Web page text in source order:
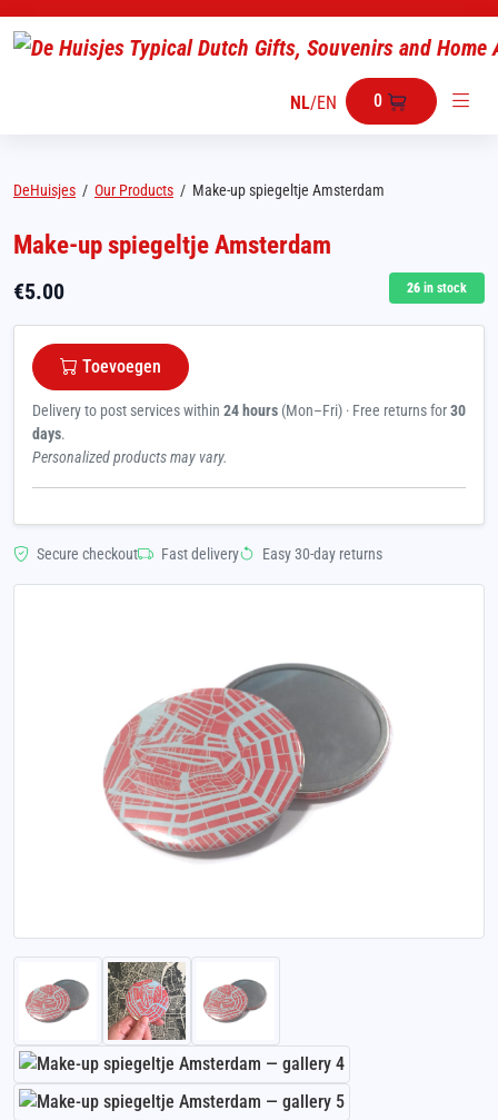
NL/EN 0
DeHuisjes / Our Products / Make-up spiegeltje Amsterdam
Make-up spiegeltje Amsterdam
€5.00 26 in stock
Toevoegen
Delivery to post services within 24 hours (Mon–Fri) · Free returns for30
days.
Personalized products may vary.
Secure checkout Fast delivery Easy 30-day returns